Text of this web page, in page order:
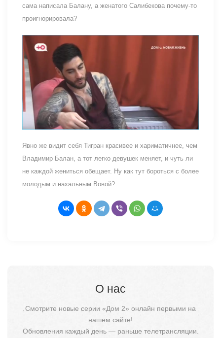
сама написала Балану, а женатого Салибекова почему-то
проигнорировала?
Явно же видит себя Тигран красивее и хариматичнее, чем
Владимир Балан, а тот легко девушек меняет, и чуть ли
не каждой жениться обещает. Ну как тут бороться с более
молодым и нахальным Вовой?
О нас
Смотрите новые серии «Дом 2» онлайн первыми на
нашем сайте!
Обновления каждый день — раньше телетрансляции.